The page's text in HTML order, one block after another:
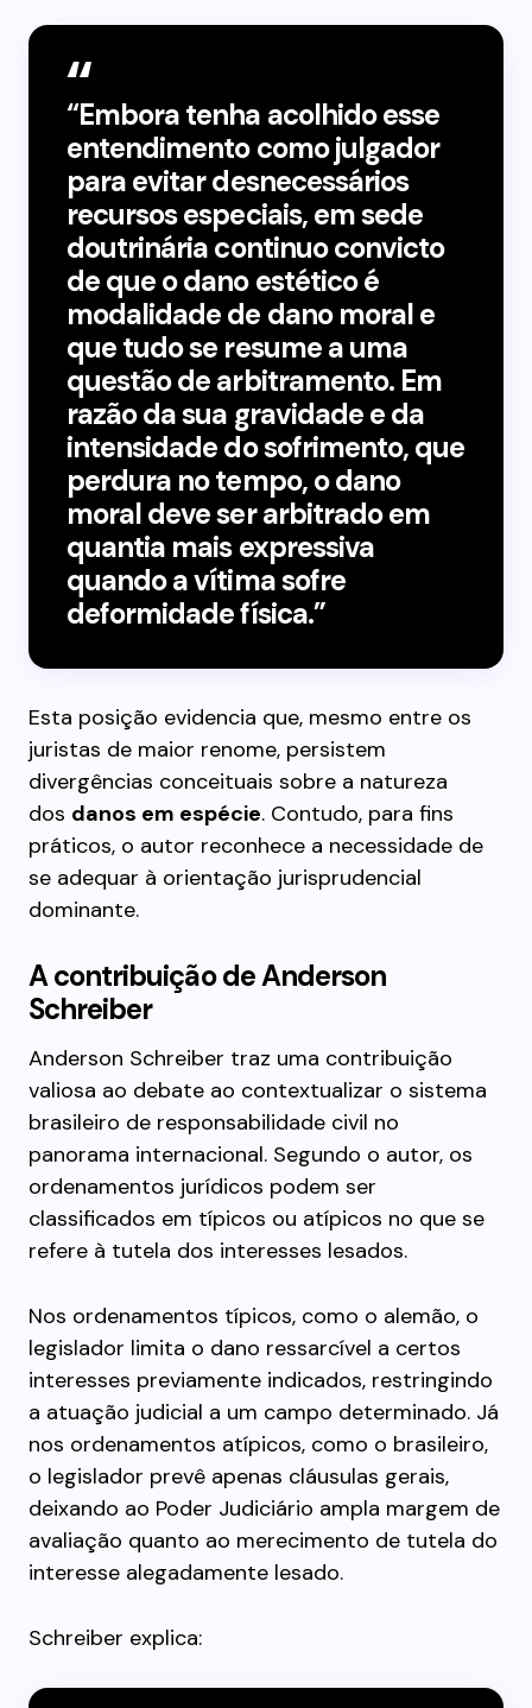
“Embora tenha acolhido esse
entendimento como julgador
para evitar desnecessários
recursos especiais, em sede
doutrinária continuo convicto
de que o dano estético é
modalidade de dano moral e
que tudo se resume a uma
questão de arbitramento. Em
razão da sua gravidade e da
intensidade do sofrimento, que
perdura no tempo, o dano
moral deve ser arbitrado em
quantia mais expressiva
quando a vítima sofre
deformidade física.”
Esta posição evidencia que, mesmo entre os
juristas de maior renome, persistem
divergências conceituais sobre a natureza
dos danos em espécie. Contudo, para fins
práticos, o autor reconhece a necessidade de
se adequar à orientação jurisprudencial
dominante.
A contribuição de Anderson
Schreiber
Anderson Schreiber traz uma contribuição
valiosa ao debate ao contextualizar o sistema
brasileiro de responsabilidade civil no
panorama internacional. Segundo o autor, os
ordenamentos jurídicos podem ser
classificados em típicos ou atípicos no que se
refere à tutela dos interesses lesados.
Nos ordenamentos típicos, como o alemão, o
legislador limita o dano ressarcível a certos
interesses previamente indicados, restringindo
a atuação judicial a um campo determinado. Já
nos ordenamentos atípicos, como o brasileiro,
o legislador prevê apenas cláusulas gerais,
deixando ao Poder Judiciário ampla margem de
avaliação quanto ao merecimento de tutela do
interesse alegadamente lesado.
Schreiber explica: